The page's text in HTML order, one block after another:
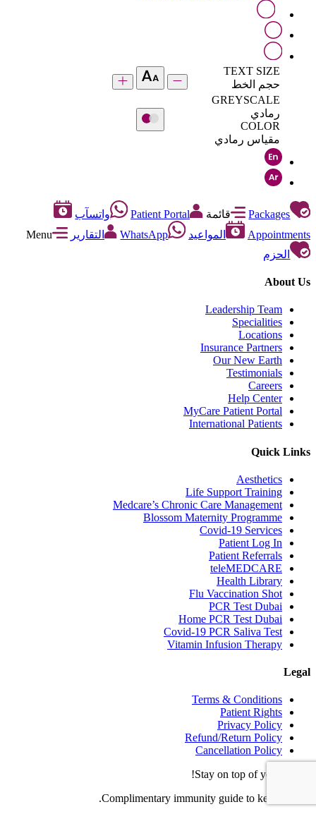
TEXT SIZE
حجم الخط
GREYSCALE
رمادي
COLOR
مقياس رمادي
Packages قائمة Patient Portal
واتسآب
Appointments
المواعيد WhatsApp التقارير
Menu
الحزم
About Us
Leadership Team
Specialities
Locations
Insurance Partners
Our New Earth
Testimonials
Careers
Help Center
MyCare Patient Portal
International Patients
Quick Links
Aesthetics
Life Support Training
Medcare’s Chronic Care Management
Blossom Maternity Programme
Covid-19 Services
Patient Log In
Patient Referrals
teleMEDCARE
Health Library
Flu Vaccination Shot
PCR Test Dubai
Home PCR Test Dubai
Covid-19 PCR Saliva Test
Vitamin Infusion Therapy
Legal
Terms & Conditions
Patient Rights
Privacy Policy
Refund/Return Policy
Cancellation Policy
Stay on top of your health!
Complimentary immunity guide to keep you fit.